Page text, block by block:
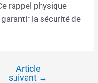
rappel physique
la sécurité de
Article
suivant →